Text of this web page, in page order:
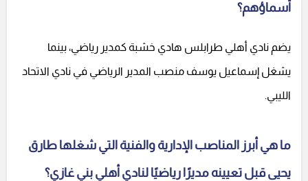
أسماؤهم؟
يضم نادي أهلي طرابلس هادي خشبة كمدير رياضي، بينما
يشغل إسماعيل يوسف منصب المدير الرياضي في نادي الاتحاد
الليبي.
ما هي أبرز المناصب الإدارية والفنية التي شغلها طارق
يحيى قبل تعيينه مديرًا رياضيًا لنادي أهلي بني غازي؟